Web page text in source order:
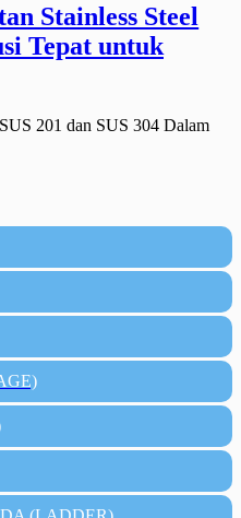
Stainless Steel
Tepat untuk
201 dan SUS 304 Dalam